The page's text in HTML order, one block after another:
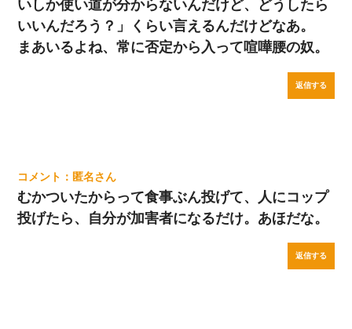
いしか使い道が分からないんだけど、どうしたら
いいんだろう？」くらい言えるんだけどなあ。
まあいるよね、常に否定から入って喧嘩腰の奴。
返信する
匿名
むかついたからって食事ぶん投げて、人にコップ
投げたら、自分が加害者になるだけ。あほだな。
返信する